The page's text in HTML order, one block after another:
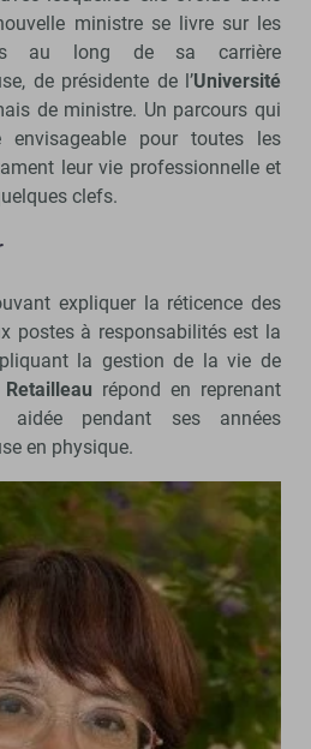
ministre se livre sur les
au long de sa carrière
de présidente de l’Université
de ministre. Un parcours qui
envisageable pour toutes les
leur vie professionnelle et
clefs.
expliquer la réticence des
postes à responsabilités est la
la gestion de la vie de
répond en reprenant
pendant ses années
en physique.